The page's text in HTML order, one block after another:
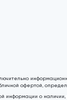
офертой,
информации о наличии,